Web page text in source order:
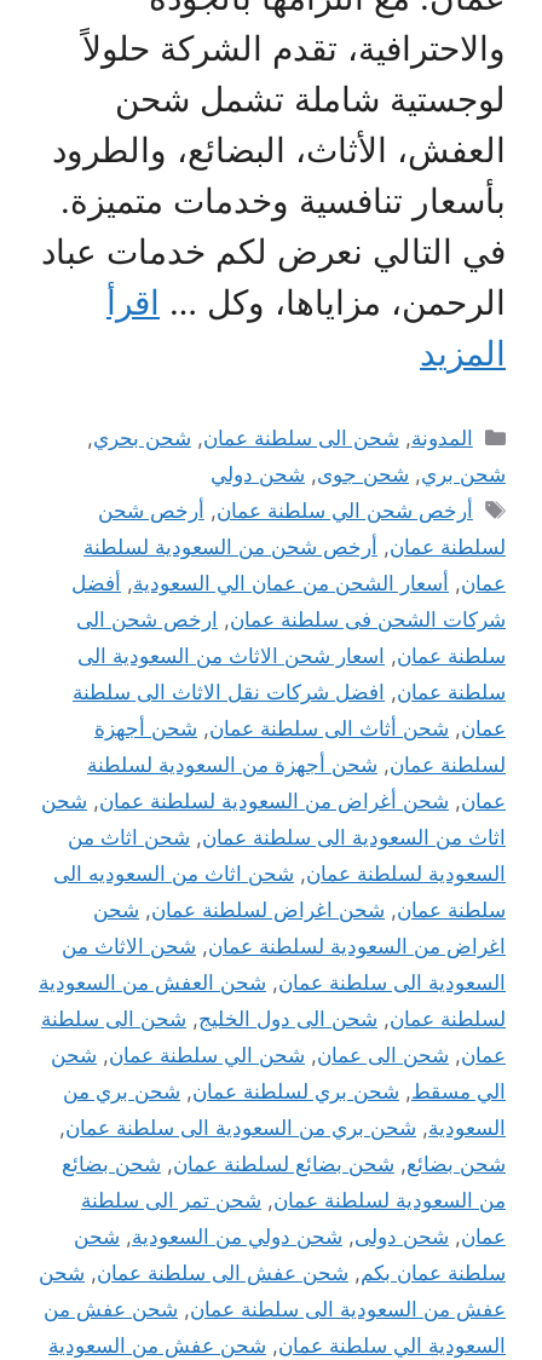
والاحترافية، تقدم الشركة حلولاً
لوجستية شاملة تشمل شحن
العفش، الأثاث، البضائع، والطرود
بأسعار تنافسية وخدمات متميزة.
في التالي نعرض لكم خدمات عباد
الرحمن، مزاياها، وكل … اقرأ
المزيد
التصنيفات
المدونة, شحن الى سلطنة عمان, شحن بحري,
شحن بري, شحن جوى, شحن دولي
الوسوم
أرخص شحن الي سلطنة عمان, أرخص شحن
لسلطنة عمان, أرخص شحن من السعودية لسلطنة
عمان, أسعار الشحن من عمان الي السعودية, أفضل
شركات الشحن فى سلطنة عمان, ارخص شحن الى
سلطنة عمان, اسعار شحن الاثاث من السعودية الى
سلطنة عمان, افضل شركات نقل الاثاث الى سلطنة
عمان, شحن أثاث الى سلطنة عمان, شحن أجهزة
لسلطنة عمان, شحن أجهزة من السعودية لسلطنة
عمان, شحن أغراض من السعودية لسلطنة عمان, شحن
اثاث من السعودية الى سلطنة عمان, شحن اثاث من
السعودية لسلطنة عمان, شحن اثاث من السعوديه الى
سلطنة عمان, شحن اغراض لسلطنة عمان, شحن
اغراض من السعودية لسلطنة عمان, شحن الاثاث من
السعودية الى سلطنة عمان, شحن العفش من السعودية
لسلطنة عمان, شحن الى دول الخليج, شحن الى سلطنة
عمان, شحن الى عمان, شحن الي سلطنة عمان, شحن
الي مسقط, شحن بري لسلطنة عمان, شحن بري من
السعودية, شحن بري من السعودية الى سلطنة عمان,
شحن بضائع, شحن بضائع لسلطنة عمان, شحن بضائع
من السعودية لسلطنة عمان, شحن تمر الى سلطنة
عمان, شحن دولى, شحن دولي من السعودية, شحن
سلطنة عمان بكم, شحن عفش الى سلطنة عمان, شحن
عفش من السعودية الى سلطنة عمان, شحن عفش من
السعودية الي سلطنة عمان, شحن عفش من السعودية